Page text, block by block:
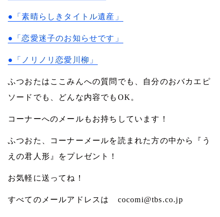
●「素晴らしきタイトル遺産」
●「恋愛迷子のお知らせです」
●「ノリノリ恋愛川柳」
ふつおたはここみんへの質問でも、自分のおバカエピ
ソードでも、どんな内容でも OK 。
コーナーへのメールもお持ちしています！
ふつおた、コーナーメールを読まれた方の中から『う
えの君人形』をプレゼント！
お気軽に送ってね！
すべてのメールアドレスは cocomi@tbs.co.jp